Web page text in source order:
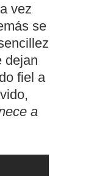
vez
se
dejan
fiel a
a